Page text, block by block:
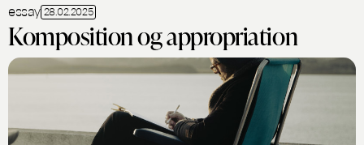
essay 28.02.2025
Komposition og appropriation